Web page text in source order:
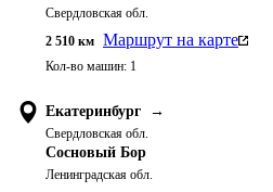
Свердловская обл.
2 510 км Маршрут на карте
Кол-во машин: 1
Екатеринбург →
Свердловская обл.
Сосновый Бор
Ленинградская обл.